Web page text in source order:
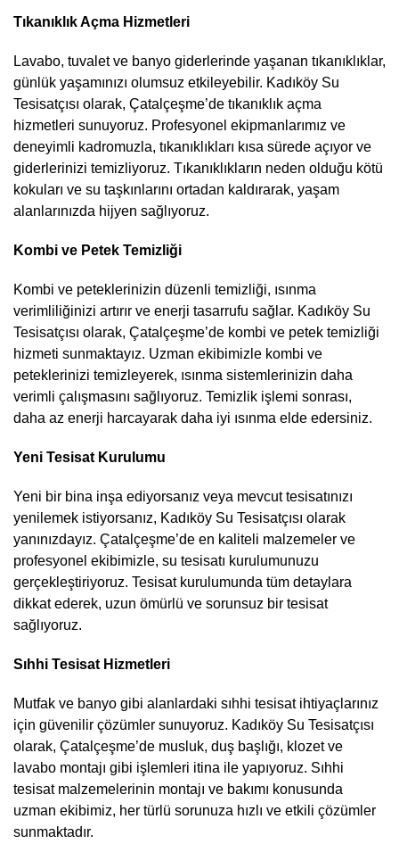
Tıkanıklık Açma Hizmetleri
Lavabo, tuvalet ve banyo giderlerinde yaşanan tıkanıklıklar,
günlük yaşamınızı olumsuz etkileyebilir. Kadıköy Su
Tesisatçısı olarak, Çatalçeşme’de tıkanıklık açma
hizmetleri sunuyoruz. Profesyonel ekipmanlarımız ve
deneyimli kadromuzla, tıkanıklıkları kısa sürede açıyor ve
giderlerinizi temizliyoruz. Tıkanıklıkların neden olduğu kötü
kokuları ve su taşkınlarını ortadan kaldırarak, yaşam
alanlarınızda hijyen sağlıyoruz.
Kombi ve Petek Temizliği
Kombi ve peteklerinizin düzenli temizliği, ısınma
verimliliğinizi artırır ve enerji tasarrufu sağlar. Kadıköy Su
Tesisatçısı olarak, Çatalçeşme’de kombi ve petek temizliği
hizmeti sunmaktayız. Uzman ekibimizle kombi ve
peteklerinizi temizleyerek, ısınma sistemlerinizin daha
verimli çalışmasını sağlıyoruz. Temizlik işlemi sonrası,
daha az enerji harcayarak daha iyi ısınma elde edersiniz.
Yeni Tesisat Kurulumu
Yeni bir bina inşa ediyorsanız veya mevcut tesisatınızı
yenilemek istiyorsanız, Kadıköy Su Tesisatçısı olarak
yanınızdayız. Çatalçeşme’de en kaliteli malzemeler ve
profesyonel ekibimizle, su tesisatı kurulumunuzu
gerçekleştiriyoruz. Tesisat kurulumunda tüm detaylara
dikkat ederek, uzun ömürlü ve sorunsuz bir tesisat
sağlıyoruz.
Sıhhi Tesisat Hizmetleri
Mutfak ve banyo gibi alanlardaki sıhhi tesisat ihtiyaçlarınız
için güvenilir çözümler sunuyoruz. Kadıköy Su Tesisatçısı
olarak, Çatalçeşme’de musluk, duş başlığı, klozet ve
lavabo montajı gibi işlemleri itina ile yapıyoruz. Sıhhi
tesisat malzemelerinin montajı ve bakımı konusunda
uzman ekibimiz, her türlü sorunuza hızlı ve etkili çözümler
sunmaktadır.